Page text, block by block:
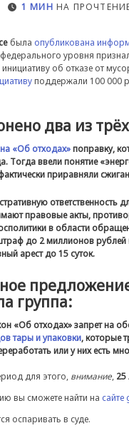
1 МИН НА
была опубликована
уровня
об отказе от
поддержали 100 000
два из
«Об отходах»поправку,
Тогда ввели понятие
приравняли
ответственность
правовые акты,
в области
до 2 миллионов рублей
арест до 15 суток.
группа:
«Об отходах» запрет на
тары и упаковки, которые
или у них есть
для этого, внимание, 25
вы сможете найти на
оспаривать в суде.